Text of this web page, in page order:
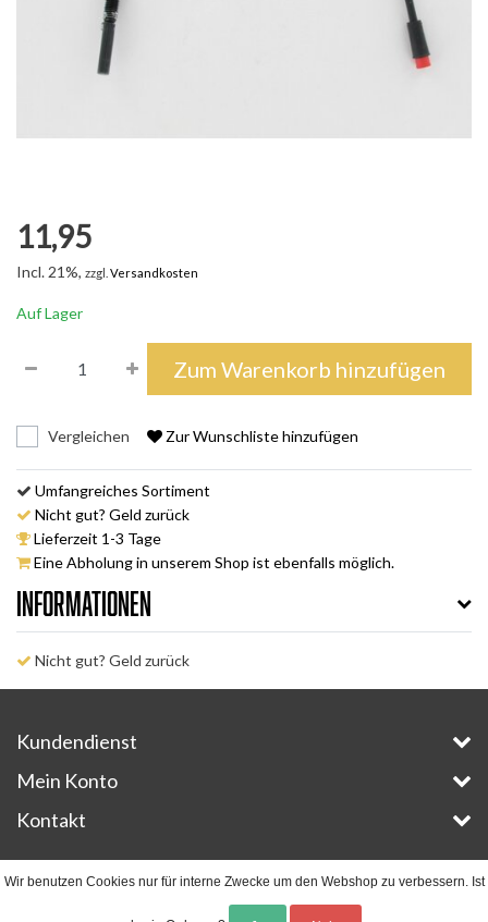
11,95
Incl. 21%, zzgl. Versandkosten
Auf Lager
Zum Warenkorb hinzufügen
Vergleichen Zur Wunschliste hinzufügen
Umfangreiches Sortiment
Nicht gut? Geld zurück
Lieferzeit 1-3 Tage
Eine Abholung in unserem Shop ist ebenfalls möglich.
Informationen
Nicht gut? Geld zurück
Kundendienst
Mein Konto
Kontakt
Wir benutzen Cookies nur für interne Zwecke um den Webshop zu verbessern. Ist